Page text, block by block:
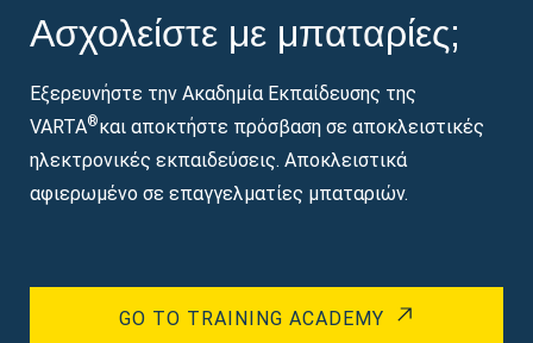
Ασχολείστε με μπαταρίες;
Εξερευνήστε την Ακαδημία Εκπαίδευσης της
VARTA®και αποκτήστε πρόσβαση σε αποκλειστικές
ηλεκτρονικές εκπαιδεύσεις. Αποκλειστικά
αφιερωμένο σε επαγγελματίες μπαταριών.
GO TO TRAINING ACADEMY